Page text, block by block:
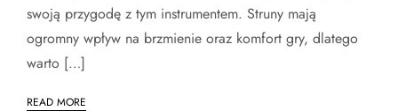
swoją przygodę z tym instrumentem. Struny mają
ogromny wpływ na brzmienie oraz komfort gry, dlatego
warto […]
READ MORE